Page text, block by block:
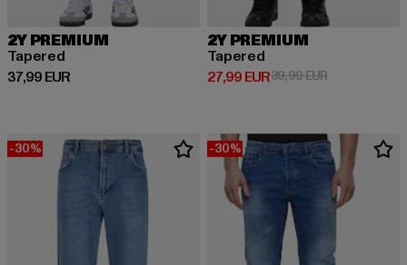
2Y PREMIUM
Tapered
37,99 EUR
Derzeitiger Preis: 37,99 EUR
2Y PREMIUM
Tapered
27,99 EUR
Derzeitiger Preis: 27,99 EUR
39,99 EURAktionspreis:
-30% -30%